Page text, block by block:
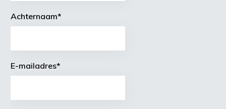
Achternaam*
E-mailadres*